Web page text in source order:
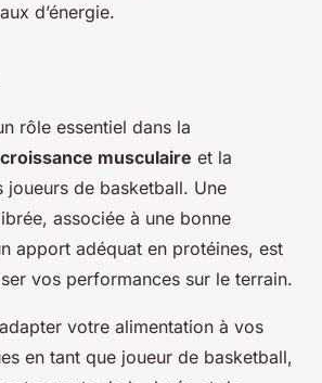
d’énergie.
rôle essentiel dans la
croissance musculaire et la
joueurs de basketball. Une
associée à une bonne
apport adéquat en protéines, est
vos performances sur le terrain.
votre alimentation à vos
en tant que joueur de basketball,